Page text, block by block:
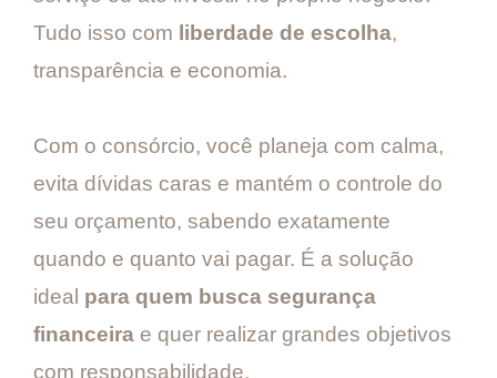
Tudo isso com liberdade de escolha,
transparência e economia.
Com o consórcio, você planeja com calma,
evita dívidas caras e mantém o controle do
seu orçamento, sabendo exatamente
quando e quanto vai pagar. É a solução
ideal para quem busca segurança
financeira e quer realizar grandes objetivos
com responsabilidade.